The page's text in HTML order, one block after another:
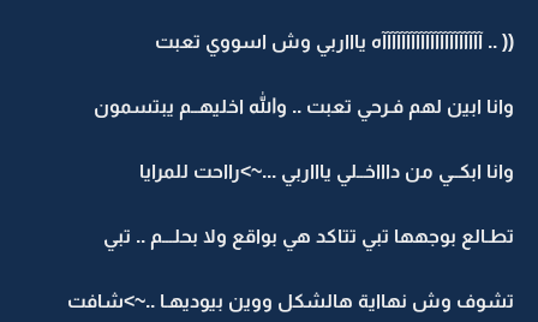
(( .. آآآآآآآآآآآآآآآآآآآآآه ياااربي وش اسووي تعبت
وانا ابين لهم فـرحي تعبت .. والله اخليهــم يبتسمون
وانا ابكــي من داااخــلي ياااربي ...~>رااحت للمرايا
تطـالع بوجهها تبي تتاكد هي بواقع ولا بحلـــم .. تبي
تشوف وش نهااية هالشكل ووين بيوديهـا ..~>شافت